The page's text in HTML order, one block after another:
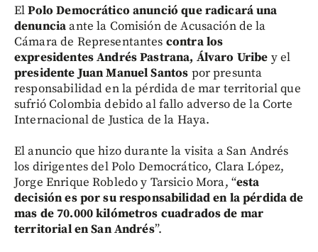
ElPolo Democrático anunció que radicará una
denunciaante la Comisión de Acusación de la
Cámara de Representantes contra los
expresidentes Andrés Pastrana, Álvaro Uribe y el
presidente Juan Manuel Santos por presunta
responsabilidad en la pérdida de mar territorial que
sufrió Colombia debido al fallo adverso de la Corte
Internacional de Justica de la Haya.
El anuncio que hizo durante la visita a San Andrés
los dirigentes del Polo Democrático, Clara López,
Jorge Enrique Robledo y Tarsicio Mora, “esta
decisión es por su responsabilidad en la pérdida de
mas de 70.000 kilómetros cuadrados de mar
territorial en San Andrés”.